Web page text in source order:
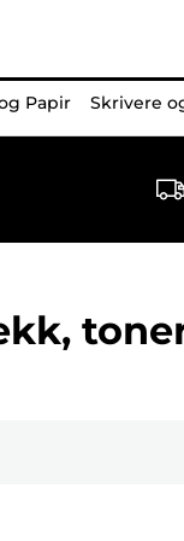
Papir Skrivere